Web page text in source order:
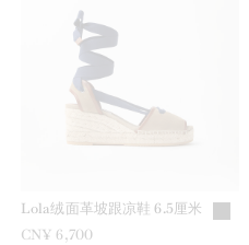
Lola绒面革坡跟凉鞋 6.5厘米
CN¥ 6,700